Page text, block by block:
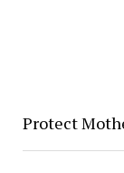
Protect